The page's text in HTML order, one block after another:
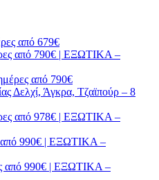
από 679€
από 790€ | ΕΞΩΤΙΚΑ –
από 790€
Δελχί, Άγκρα, Τζαϊπούρ – 8
από 978€ | ΕΞΩΤΙΚΑ –
από 990€ | ΕΞΩΤΙΚΑ –
από 990€ | ΕΞΩΤΙΚΑ –